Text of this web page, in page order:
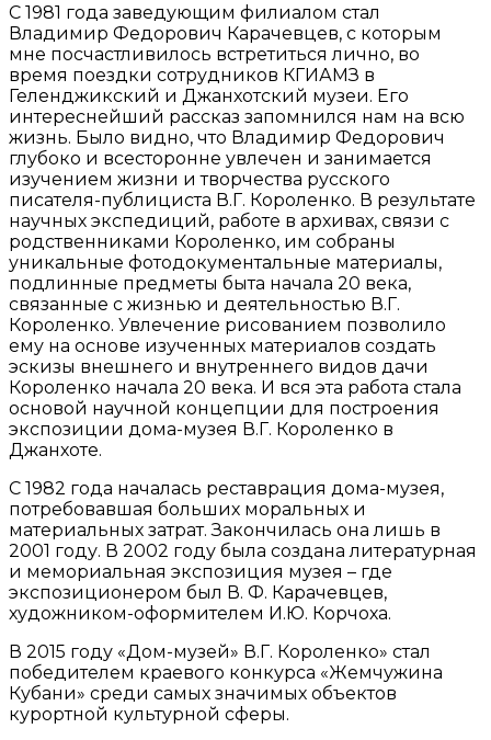
С 1981 года заведующим филиалом стал
Владимир Федорович Карачевцев, с которым
мне посчастливилось встретиться лично, во
время поездки сотрудников КГИАМЗ в
Геленджикский и Джанхотский музеи. Его
интереснейший рассказ запомнился нам на всю
жизнь. Было видно, что Владимир Федорович
глубоко и всесторонне увлечен и занимается
изучением жизни и творчества русского
писателя-публициста В.Г. Короленко. В результате
научных экспедиций, работе в архивах, связи с
родственниками Короленко, им собраны
уникальные фотодокументальные материалы,
подлинные предметы быта начала 20 века,
связанные с жизнью и деятельностью В.Г.
Короленко. Увлечение рисованием позволило
ему на основе изученных материалов создать
эскизы внешнего и внутреннего видов дачи
Короленко начала 20 века. И вся эта работа стала
основой научной концепции для построения
экспозиции дома-музея В.Г. Короленко в
Джанхоте.
С 1982 года началась реставрация дома-музея,
потребовавшая больших моральных и
материальных затрат. Закончилась она лишь в
2001 году. В 2002 году была создана литературная
и мемориальная экспозиция музея – где
экспозиционером был В. Ф. Карачевцев,
художником-оформителем И.Ю. Корчоха.
В 2015 году «Дом-музей» В.Г. Короленко» стал
победителем краевого конкурса «Жемчужина
Кубани» среди самых значимых объектов
курортной культурной сферы.